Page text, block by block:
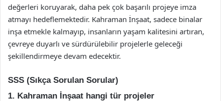
değerleri koruyarak, daha pek çok başarılı projeye imza
atmayı hedeflemektedir. Kahraman İnşaat, sadece binalar
inşa etmekle kalmayıp, insanların yaşam kalitesini artıran,
çevreye duyarlı ve sürdürülebilir projelerle geleceği
şekillendirmeye devam edecektir.
SSS (Sıkça Sorulan Sorular)
1. Kahraman İnşaat hangi tür projeler